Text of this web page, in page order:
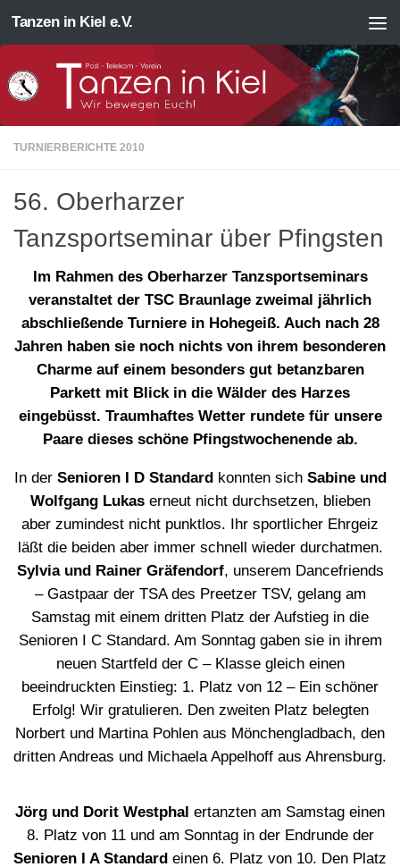
Zum Inhalt springen
Tanzen in Kiel e.V.
TURNIERBERICHTE 2010
56. Oberharzer
Tanzsportseminar über Pfingsten
Im Rahmen des Oberharzer Tanzsportseminars
veranstaltet der TSC Braunlage zweimal jährlich
abschließende Turniere in Hohegeiß. Auch nach 28
Jahren haben sie noch nichts von ihrem besonderen
Charme auf einem besonders gut betanzbaren
Parkett mit Blick in die Wälder des Harzes
eingebüsst. Traumhaftes Wetter rundete für unsere
Paare dieses schöne Pfingstwochenende ab.
In der Senioren I D Standardkonnten sich Sabine und
Wolfgang Lukaserneut nicht durchsetzen, blieben
aber zumindest nicht punktlos. Ihr sportlicher Ehrgeiz
läßt die beiden aber immer schnell wieder durchatmen.
Sylvia und Rainer Gräfendorf, unserem Dancefriends
– Gastpaar der TSA des Preetzer TSV, gelang am
Samstag mit einem dritten Platz der Aufstieg in die
Senioren I C Standard. Am Sonntag gaben sie in ihrem
neuen Startfeld der C – Klasse gleich einen
beeindruckten Einstieg: 1. Platz von 12 – Ein schöner
Erfolg! Wir gratulieren. Den zweiten Platz belegten
Norbert und Martina Pohlen aus Mönchengladbach, den
dritten Andreas und Michaela Appelhoff aus Ahrensburg.
Jörg und Dorit Westphal ertanzten am Samstag einen
8. Platz von 11 und am Sonntag in der Endrunde der
Senioren I A Standard einen 6. Platz von 10. Den Platz